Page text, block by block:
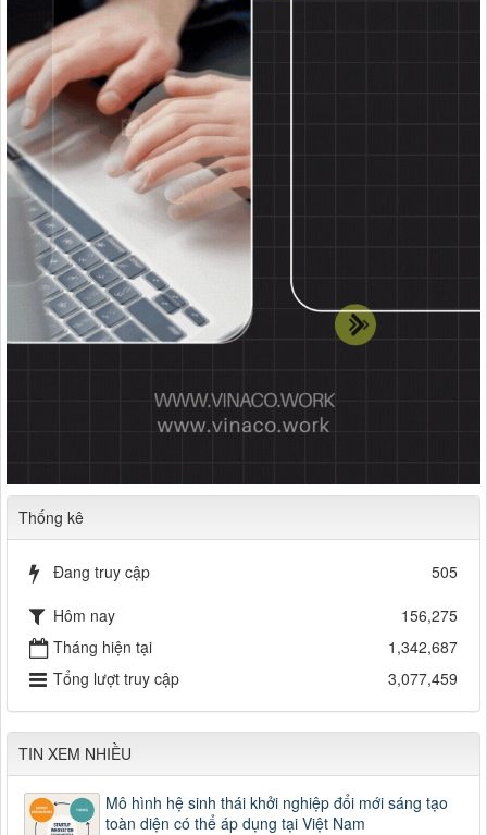
Thống kê
Đang truy cập
505
Hôm nay
156,275
Tháng hiện tại
1,342,687
Tổng lượt truy cập
3,077,459
TIN XEM NHIỀU
Mô hình hệ sinh thái khởi nghiệp đổi mới sáng tạo
toàn diện có thể áp dụng tại Việt Nam